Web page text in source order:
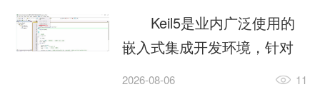
这样？因为AI，就是个只会
耍嘴皮子的书呆子。它脑子
里有海量知识，但没有真正
激发出来实力。而
Keil5是业内广泛使用的
嵌入式集成开发环境，针对
ARM、51内核单片机提供编
2026-08-06 11